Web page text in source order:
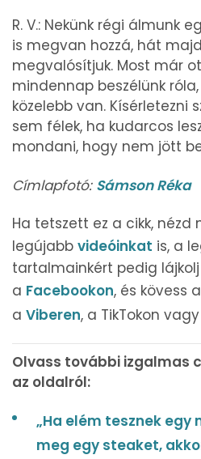
R. V.: Nekünk régi álmunk
is megvan hozzá, hát
megvalósítjuk. Most már
mindennap beszélünk
közelebb van. Kísérletezni
sem félek, ha kudarcos
mondani, hogy nem jött
Címlapfotó: Sámson Réka
Ha tetszett ez a cikk, nézd
legújabb videóinkat is, a
tartalmainkért pedig
a Facebookon, és kövess
a Viberen, a TikTokon
Olvass további izgalmas
az oldalról:
„Ha elém tesznek
meg egy steaket,